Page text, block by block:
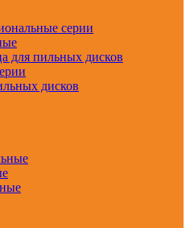
серии
для пильных дисков
дисков